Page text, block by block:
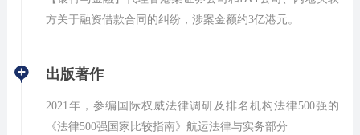
方关于融资借款合同的纠纷，涉案金额约3亿港元。
出版著作
2021年，参编国际权威法律调研及排名机构法律500强的
《法律500强国家比较指南》航运法律与实务部分